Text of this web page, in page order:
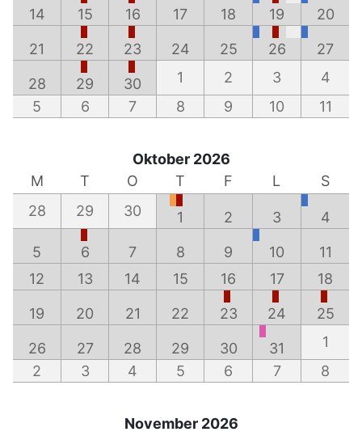
14 15 16 17 18 19 20
21 22 23 24 25 26 27
28 29 30 1 2 3
4
5
6 7 8 9 10 11
Oktober 2026
M
T O T F L
S
28
29 30 1 2 3 4
5 6 7 8 9 10
11
12
13 14 15 16 17 18
19 20 21 22 23 24 25
26 27 28 29 30 31
1
2
3 4 5 6 7 8
November 2026